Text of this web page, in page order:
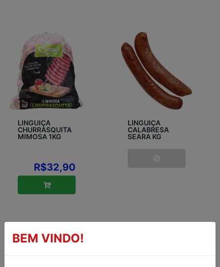
LINGUIÇA
CHURRASQUITA
MIMOSA 1KG
R$32,90
LINGUIÇA
CALABRESA
SEARA KG
BEM VINDO!